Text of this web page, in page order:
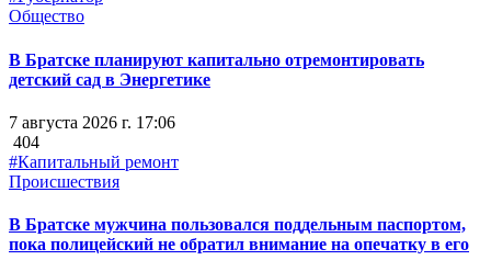
Общество
В Братске планируют капитально отремонтировать
детский сад в Энергетике
7 августа 2026 г. 17:06
404
#Капитальный ремонт
Происшествия
В Братске мужчина пользовался поддельным паспортом,
пока полицейский не обратил внимание на опечатку в его